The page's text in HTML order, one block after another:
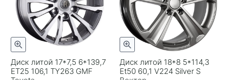
Тип диска
Стальные
Гарантия
1 год
Цвет
Серебристый
Категория
Легковые
Диск литой 17*7,5 6*139,7
ET25 106,1 TY263 GMF
Диск литой 18*8 5*114,3
Et50 60,1 V224 Silver S